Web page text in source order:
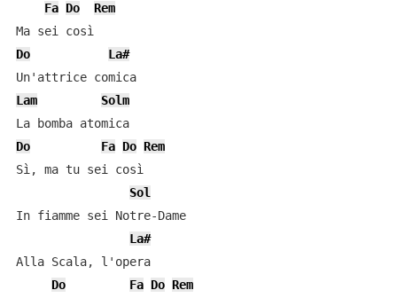
Fa Do
Rem
Do
La#
Un'attrice comica
Lam
Solm
La bomba atomica
Do
Fa Do Rem
Sì, ma tu sei così
Sol
In fiamme sei Notre-Dame
La#
Alla Scala, l'opera
Do
Fa Do Rem